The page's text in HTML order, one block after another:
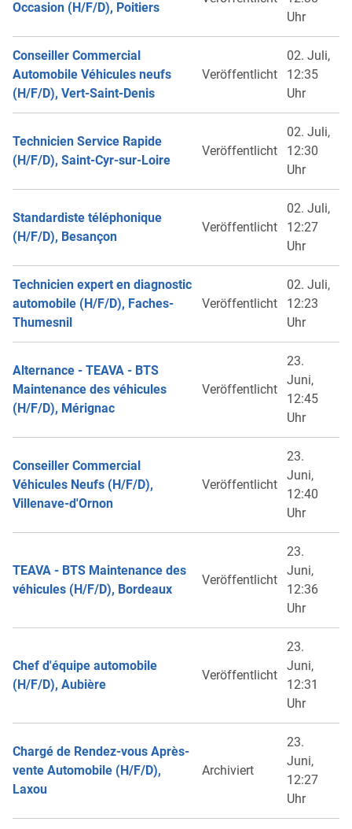
Occasion (H/F/D), Poitiers
Uhr
Conseiller Commercial
Automobile Véhicules neufs
(H/F/D), Vert-Saint-Denis
Veröffentlicht
02. Juli,
12:35
Uhr
Technicien Service Rapide
(H/F/D), Saint-Cyr-sur-Loire
Veröffentlicht
02. Juli,
12:30
Uhr
Standardiste téléphonique
(H/F/D), Besançon
Veröffentlicht
02. Juli,
12:27
Uhr
Technicien expert en diagnostic
automobile (H/F/D), Faches-
Thumesnil
Veröffentlicht
02. Juli,
12:23
Uhr
Alternance - TEAVA - BTS
Maintenance des véhicules
(H/F/D), Mérignac
Veröffentlicht
23.
Juni,
12:45
Uhr
Conseiller Commercial
Véhicules Neufs (H/F/D),
Villenave-d'Ornon
Veröffentlicht
23.
Juni,
12:40
Uhr
TEAVA - BTS Maintenance des
véhicules (H/F/D), Bordeaux
Veröffentlicht
23.
Juni,
12:36
Uhr
Chef d'équipe automobile
(H/F/D), Aubière
Veröffentlicht
23.
Juni,
12:31
Uhr
Chargé de Rendez-vous Après-
vente Automobile (H/F/D),
Laxou
Archiviert
23.
Juni,
12:27
Uhr